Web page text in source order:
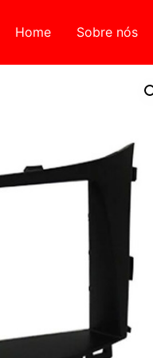
Home Sobre nós